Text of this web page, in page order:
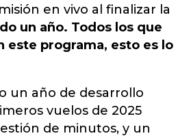
en vivo al finalizar la
un año. Todos los que
este programa, esto es lo
un año de desarrollo
vuelos de 2025
de minutos, y un